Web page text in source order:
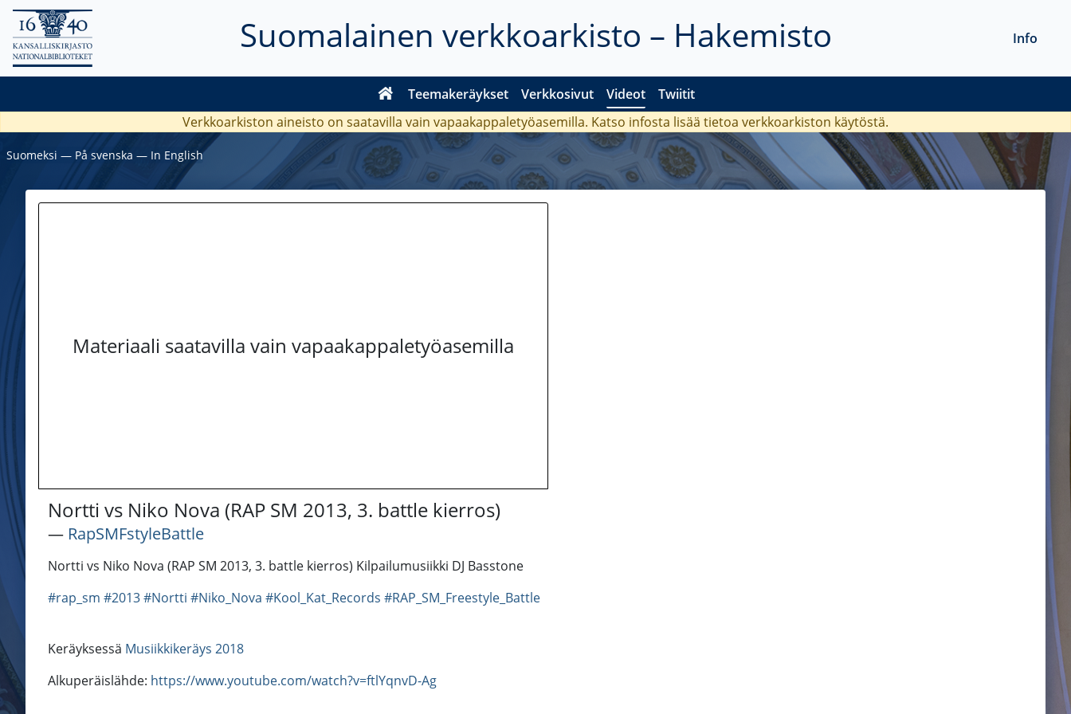
Suomalainen verkkoarkisto – Hakemisto
Teemakeräykset Verkkosivut Videot Twiitit
Info
Verkkoarkiston aineisto on saatavilla vain vapaakappaletyöasemilla. Katso infosta lisää tietoa verkkoarkiston käytöstä.
Suomeksi ― På svenska ― In English
Materiaali saatavilla vain vapaakappaletyöasemilla
Nortti vs Niko Nova (RAP SM 2013, 3. battle kierros)
― RapSMFstyleBattle
Nortti vs Niko Nova (RAP SM 2013, 3. battle kierros) Kilpailumusiikki DJ Basstone
#rap_sm #2013#Nortti #Niko_Nova #Kool_Kat_Records #RAP_SM_Freestyle_Battle
Keräyksessä Musiikkikeräys 2018
Alkuperäislähde: https://www.youtube.com/watch?v=ftlYqnvD-Ag